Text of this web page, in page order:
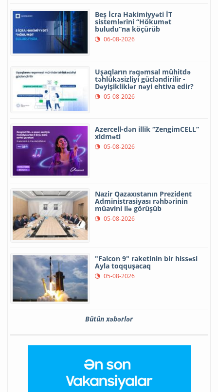
Beş İcra Hakimiyyəti İT
sistemlərini “Hökumət
buludu”na köçürüb
06-08-2026
Uşaqların rəqəmsal mühitdə
təhlükəsizliyi gücləndirilir -
Dəyişikliklər nəyi ehtiva edir?
05-08-2026
Azercell-dən illik “ZengimCELL”
xidməti
05-08-2026
Nazir Qazaxıstanın Prezident
Administrasiyası rəhbərinin
müavini ilə görüşüb
05-08-2026
"Falcon 9" raketinin bir hissəsi
Ayla toqquşacaq
05-08-2026
Bütün xəbərlər